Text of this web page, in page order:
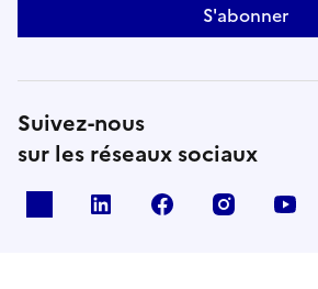
S'abonner
Suivez-nous
sur les réseaux sociaux
Linkedin Facebook Instagram